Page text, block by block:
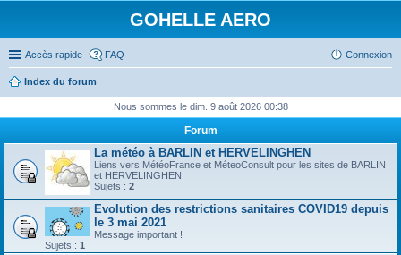
GOHELLE AERO
Accès rapide FAQ Connexion
Index du forum
Nous sommes le dim. 9 août 2026 00:38
Forum
La météo à BARLIN et HERVELINGHEN
Liens vers MétéoFrance et MéteoConsult pour les sites de BARLIN
et HERVELINGHEN
Sujets : 2
Evolution des restrictions sanitaires COVID19 depuis
le 3 mai 2021
Message important !
Sujets : 1